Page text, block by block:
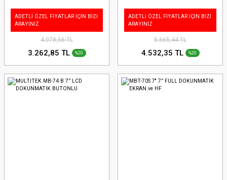
ADETLİ ÖZEL FİYATLAR İÇİN BİZİ
ARAYINIZ
4.078,56 TL
3.262,85 TL %20
ADETLİ ÖZEL FİYATLAR İÇİN BİZİ
ARAYINIZ
5.665,44 TL
4.532,35 TL %20